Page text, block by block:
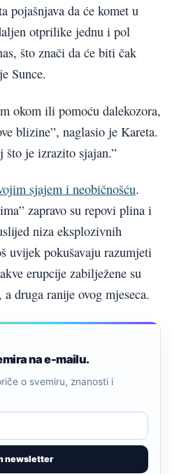
pojašnjava da će komet u
otprilike jednu i pol
što znači da će biti čak
Sunce.
okom ili pomoću dalekozora,
blizine”, naglasio je Kareta.
što je izrazito sjajan.”
sjajem i neobičnošću.
zapravo su repovi plina i
niza eksplozivnih
uvijek pokušavaju razumjeti
erupcije zabilježene su
druga ranije ovog mjeseca.
na e-mailu.
newsletter
o svemiru, znanosti i